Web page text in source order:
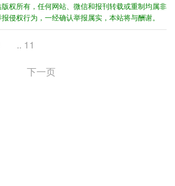
权所有，任何网站、微信和报刊转载或重制均属非
侵权行为，一经确认举报属实，本站将与酬谢。
.. 11
下一页